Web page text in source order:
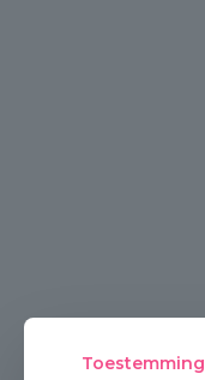
Toestemming